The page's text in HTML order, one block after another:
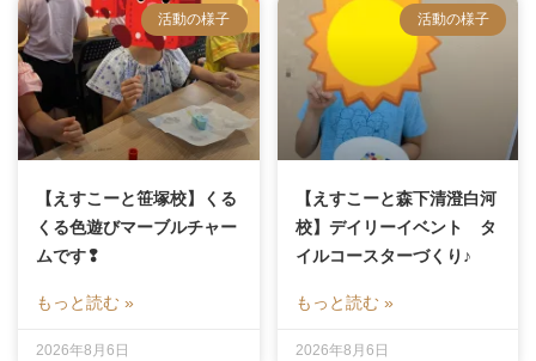
活動の様子
【えすこーと笹塚校】くる
くる色遊びマーブルチャー
ムです❢
もっと読む »
2026年8月6日
活動の様子
【えすこーと森下清澄白河
校】デイリーイベント タ
イルコースターづくり♪
もっと読む »
2026年8月6日